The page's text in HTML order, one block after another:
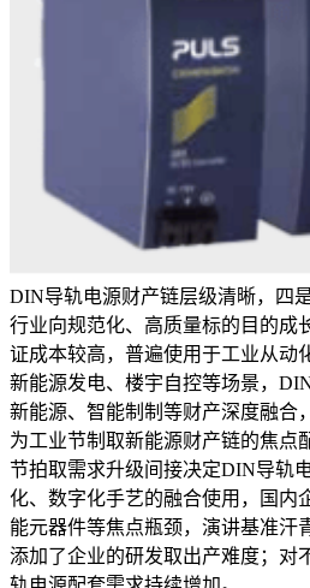
DIN导轨电源财产链层级清晰，四
行业向规范化、高质量标的目的成
证成本较高，普遍使用于工业从动
新能源发电、楼宇自控等场景，
新能源、智能制制等财产深度融合
为工业节制取新能源财产链的焦点
节拍取需求升级间接决定DIN导轨
化、数字化手艺的融合使用，国内
能元器件等焦点瓶颈，演讲基准汗
添加了企业的研发取出产难度；对